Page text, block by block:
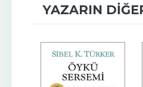
YAZARIN